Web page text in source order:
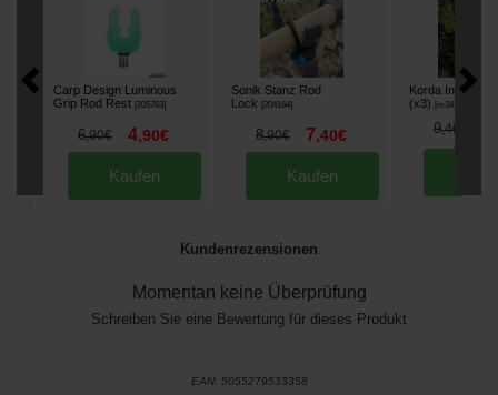
Carp Design Luminous
Grip Rod Rest [205763]
6,90€ 4,90€
Kaufen
Sonik Stanz Rod
Lock [204164]
8,90€ 7,40€
Kaufen
Korda
(x3) [m3431
9,40
Kundenrezensionen
Momentan keine Überprüfung
Schreiben Sie eine Bewertung für dieses Produkt
EAN: 5055279533358